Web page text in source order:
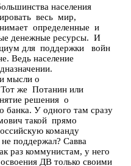
населения
весь мир,
определенные и
денежные ресурсы. И
для поддержки войн
Ведь население
мысли о
Тот же Потанин или
решения о
банка. У одного там сразу
такой прямо
команду
поддержал? Савва
раз коммунистам, у него
ДВ только своими